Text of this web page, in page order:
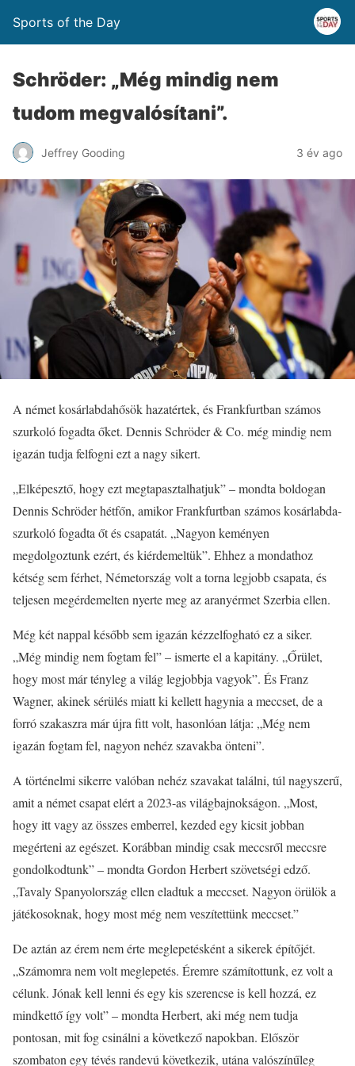
Sports of the Day
Schröder: „Még mindig nem
tudom megvalósítani”.
Jeffrey Gooding 3 év ago
A német kosárlabdahősök hazatértek, és Frankfurtban számos
szurkoló fogadta őket. Dennis Schröder & Co. még mindig nem
igazán tudja felfogni ezt a nagy sikert.
„Elképesztő, hogy ezt megtapasztalhatjuk” – mondta boldogan
Dennis Schröder hétfőn, amikor Frankfurtban számos kosárlabda-
szurkoló fogadta őt és csapatát. „Nagyon keményen
megdolgoztunk ezért, és kiérdemeltük”. Ehhez a mondathoz
kétség sem férhet, Németország volt a torna legjobb csapata, és
teljesen megérdemelten nyerte meg az aranyérmet Szerbia ellen.
Még két nappal később sem igazán kézzelfogható ez a siker.
„Még mindig nem fogtam fel” – ismerte el a kapitány. „Őrület,
hogy most már tényleg a világ legjobbja vagyok”. És Franz
Wagner, akinek sérülés miatt ki kellett hagynia a meccset, de a
forró szakaszra már újra fitt volt, hasonlóan látja: „Még nem
igazán fogtam fel, nagyon nehéz szavakba önteni”.
A történelmi sikerre valóban nehéz szavakat találni, túl nagyszerű,
amit a német csapat elért a 2023-as világbajnokságon. „Most,
hogy itt vagy az összes emberrel, kezded egy kicsit jobban
megérteni az egészet. Korábban mindig csak meccsről meccsre
gondolkodtunk” – mondta Gordon Herbert szövetségi edző.
„Tavaly Spanyolország ellen eladtuk a meccset. Nagyon örülök a
játékosoknak, hogy most még nem veszítettünk meccset.”
De aztán az érem nem érte meglepetésként a sikerek építőjét.
„Számomra nem volt meglepetés. Éremre számítottunk, ez volt a
célunk. Jónak kell lenni és egy kis szerencse is kell hozzá, ez
mindkettő így volt” – mondta Herbert, aki még nem tudja
pontosan, mit fog csinálni a következő napokban. Először
szombaton egy tévés randevú következik, utána valószínűleg